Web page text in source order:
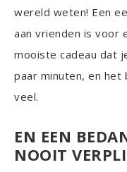
wereld weten! Een
aan vrienden is voor
mooiste cadeau dat
paar minuten, en
veel.
EN EEN
NOOIT